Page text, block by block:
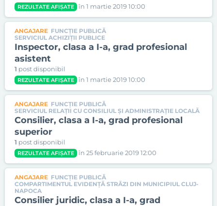
REZULTATE AFIȘATE în 1 martie 2019 10:00
ANGAJARE FUNCȚIE PUBLICĂ
SERVICIUL ACHIZIŢII PUBLICE
Inspector, clasa a I-a, grad profesional
asistent
1 post disponibil
REZULTATE AFIȘATE în 1 martie 2019 10:00
ANGAJARE FUNCȚIE PUBLICĂ
SERVICIUL RELAŢII CU CONSILIUL ŞI ADMINISTRAŢIE LOCALĂ
Consilier, clasa a I-a, grad profesional
superior
1 post disponibil
REZULTATE AFIȘATE în 25 februarie 2019 12:00
ANGAJARE FUNCȚIE PUBLICĂ
COMPARTIMENTUL EVIDENŢĂ STRĂZI DIN MUNICIPIUL CLUJ-
NAPOCA
Consilier juridic, clasa a I-a, grad